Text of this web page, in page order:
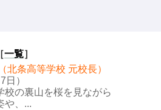
［一覧］
北条高等学校 元校長）
日）
校の裏山を桜を見ながら
や、...